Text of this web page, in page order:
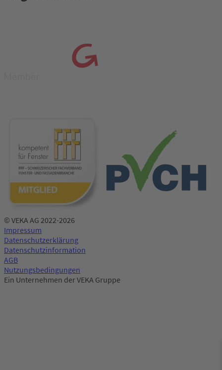
© VEKA AG 2022-2026
Impressum
Datenschutzerklärung
Datenschutzinformation
AGB
Nutzungsbedingungen
Ein Unternehmen der VEKA Gruppe